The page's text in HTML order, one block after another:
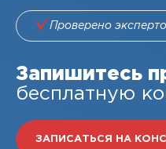
Проверено
Запишитесь
бесплатную
ЗАПИСАТЬСЯ НА